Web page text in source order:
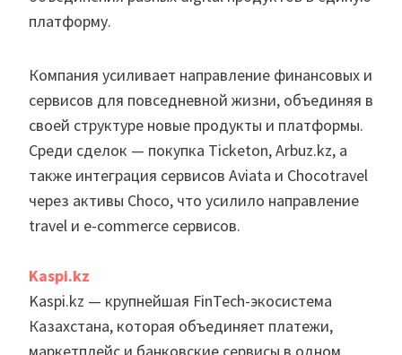
платформу.
Компания усиливает направление финансовых и
сервисов для повседневной жизни, объединяя в
своей структуре новые продукты и платформы.
Среди сделок — покупка Ticketon, Arbuz.kz, а
также интеграция сервисов Aviata и Chocotravel
через активы Choco, что усилило направление
travel и e-commerce сервисов.
Kaspi.kz
Kaspi.kz — крупнейшая FinTech-экосистема
Казахстана, которая объединяет платежи,